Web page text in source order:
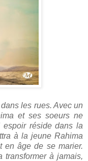
les rues. Avec un
et ses soeurs ne
espoir réside dans la
à la jeune Rahima
en âge de se marier.
à jamais,